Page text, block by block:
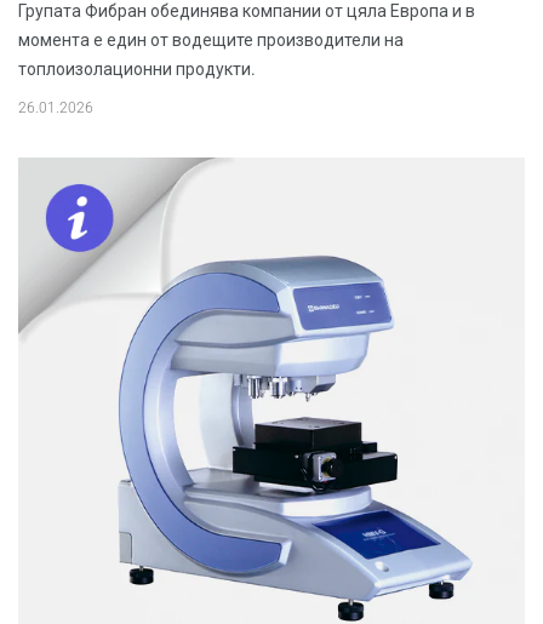
Групата Фибран обединява компании от цяла Европа и в
момента е един от водещите производители на
топлоизолационни продукти.
26.01.2026